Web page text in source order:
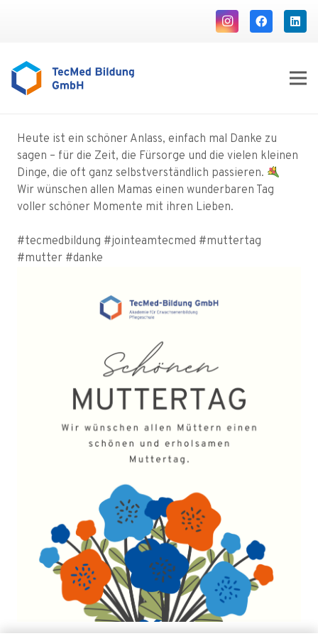
Heute ist ein schöner Anlass, einfach mal Danke zu
sagen – für die Zeit, die Fürsorge und die vielen kleinen
Dinge, die oft ganz selbstverständlich passieren.
Wir wünschen allen Mamas einen wunderbaren Tag
voller schöner Momente mit ihren Lieben.
#tecmedbildung #jointeamtecmed #muttertag
#mutter #danke